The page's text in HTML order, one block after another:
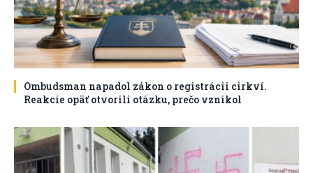
Ombudsman napadol zákon o registrácii cirkví.
Reakcie opäť otvorili otázku, prečo vznikol